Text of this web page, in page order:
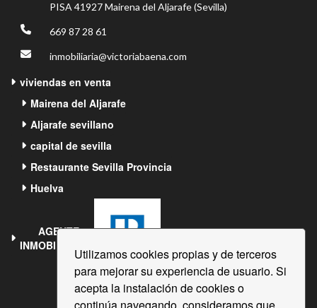
Utilizamos cookies propias y de terceros
para mejorar su experiencia de usuario. Si
acepta la instalación de cookies o
continúa navegando, consideramos que
PISA41927 Mairena del Aljarafe (Sevilla)
669 87 28 61
inmobiliaria@victoriabaena.com
viviendas en venta
Mairena del Aljarafe
Aljarafe sevillano
capital de sevilla
Restaurante Sevilla Provincia
Huelva
AGENTE
INMOBILIARIO®